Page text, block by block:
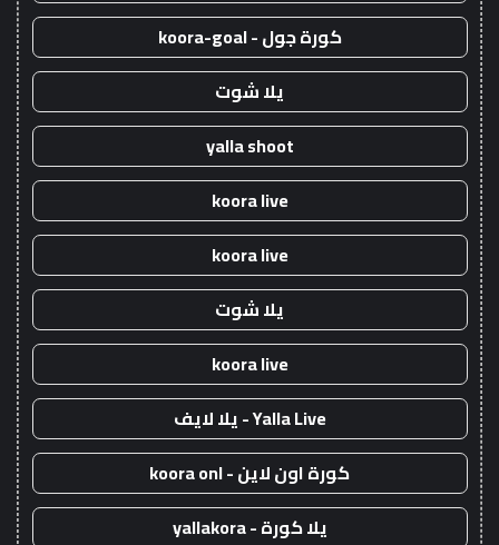
كورة جول - koora-goal
يلا شوت
yalla shoot
koora live
koora live
يلا شوت
koora live
Yalla Live - يلا لايف
كورة اون لاين - koora onl
يلا كورة - yallakora